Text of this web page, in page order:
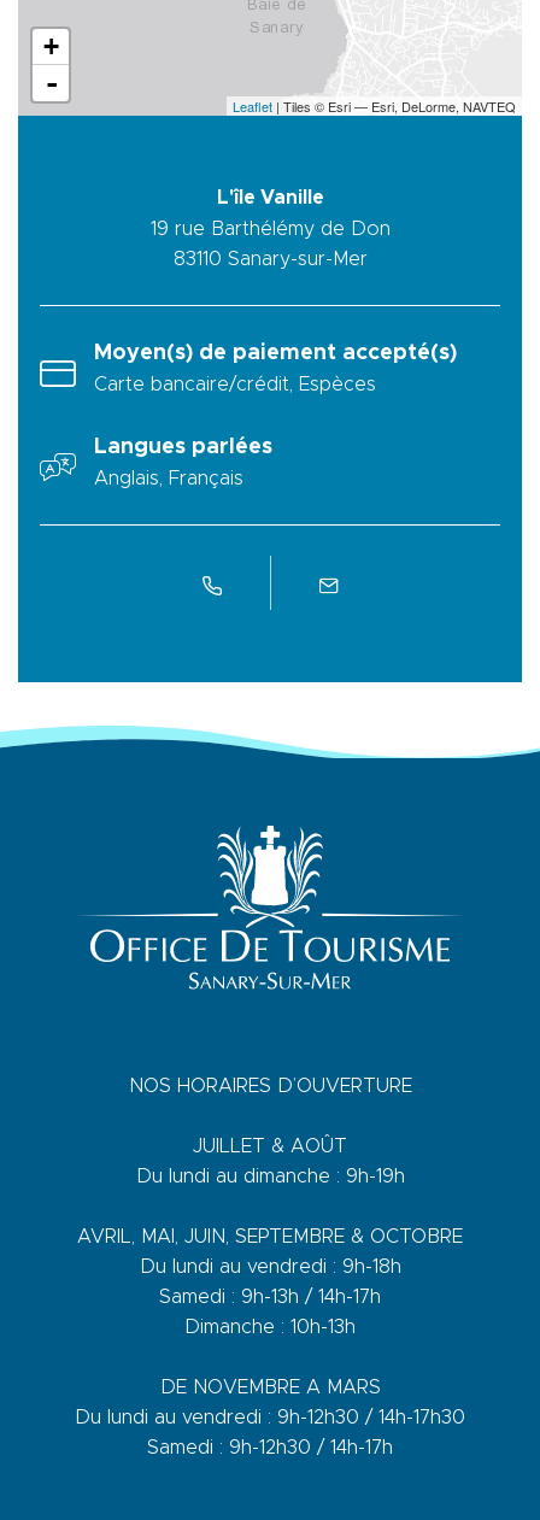
+
-
Leaflet | Tiles © Esri — Esri, DeLorme, NAVTEQ
L'île Vanille
19 rue Barthélémy de Don
83110 Sanary-sur-Mer
Moyen(s) de paiement accepté(s)
Carte bancaire/crédit, Espèces
Langues parlées
Anglais, Français
NOS HORAIRES D’OUVERTURE
JUILLET & AOÛT
Du lundi au dimanche : 9h-19h
AVRIL, MAI, JUIN, SEPTEMBRE & OCTOBRE
Du lundi au vendredi : 9h-18h
Samedi : 9h-13h / 14h-17h
Dimanche : 10h-13h
DE NOVEMBRE A MARS
Du lundi au vendredi : 9h-12h30 / 14h-17h30
Samedi : 9h-12h30 / 14h-17h